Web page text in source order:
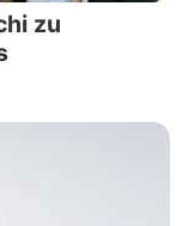
zu